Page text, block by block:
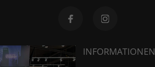
INFORMATIONEN